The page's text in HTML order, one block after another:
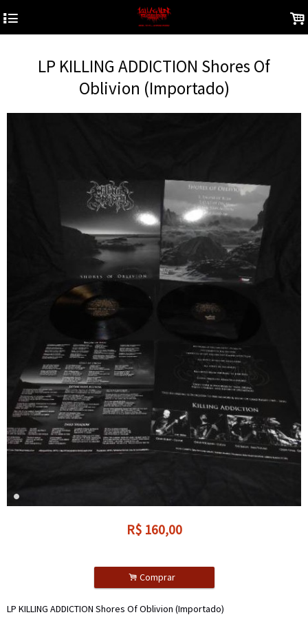
4 .
LP KILLING ADDICTION Shores Of
Oblivion (Importado)
R$ 160,00
. Comprar
LP KILLING ADDICTION Shores Of Oblivion (Importado)